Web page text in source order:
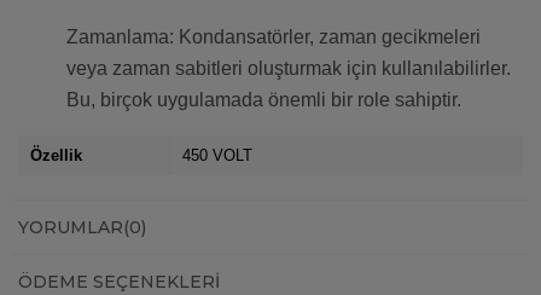
Zamanlama: Kondansatörler, zaman gecikmeleri
veya zaman sabitleri oluşturmak için kullanılabilirler.
Bu, birçok uygulamada önemli bir role sahiptir.
Özellik 450 VOLT
YORUMLAR(0)
ÖDEME SEÇENEKLERI